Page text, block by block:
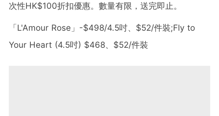
次性HK$100折扣優惠。數量有限，送完即止。
「L'Amour Rose」-$498/4.5吋、$52/件裝;Fly to
Your Heart (4.5吋) $468、$52/件裝